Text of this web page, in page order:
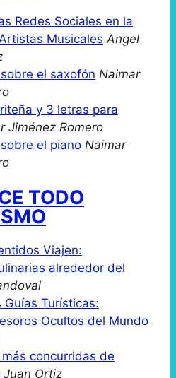
Redes Sociales en la
Musicales Angel
el saxofón Naimar
y 3 letras para
Jiménez Romero
el piano Naimar
TODO
Viajen:
alrededor del
Turísticas:
Ocultos del Mundo
concurridas de
Juan Ortiz